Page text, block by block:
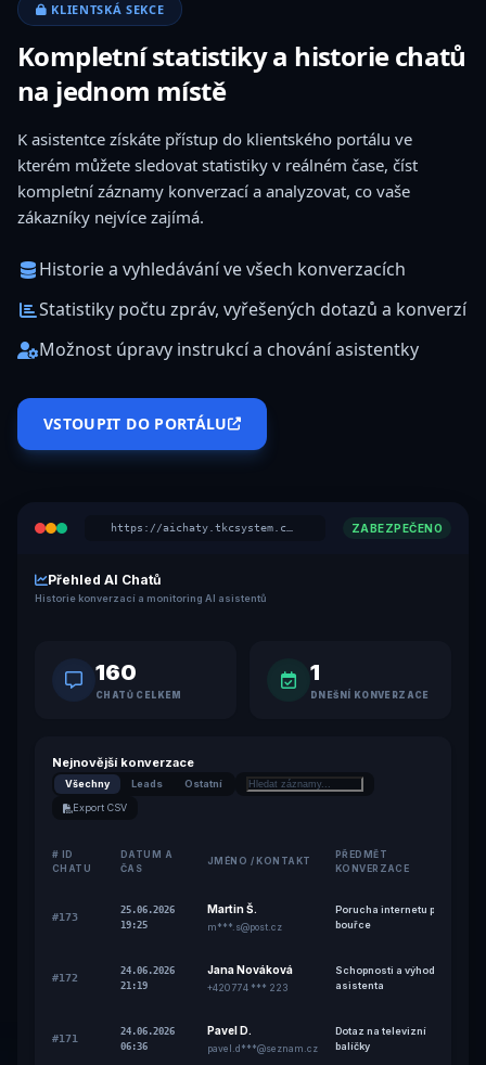
KLIENTSKÁ SEKCE
Kompletní statistiky a historie chatů
na jednom místě
K asistentce získáte přístup do klientského portálu ve
kterém můžete sledovat statistiky v reálném čase, číst
kompletní záznamy konverzací a analyzovat, co vaše
zákazníky nejvíce zajímá.
Historie a vyhledávání ve všech konverzacích
Statistiky počtu zpráv, vyřešených dotazů a konverzí
Možnost úpravy instrukcí a chování asistentky
VSTOUPIT DO PORTÁLU
ZABEZPEČENO
Přehled AI Chatů
Historie konverzací a monitoring AI asistentů
160
CHATŮ CELKEM
1
DNEŠNÍ KONVERZACE
Nejnovější konverzace
Všechny Leads
Ostatní
Export CSV
# ID
CHATU
DATUM A
ČAS
JMÉNO / KONTAKT
PŘEDMĚT
KONVERZACE
#173
25.06.2026
19:25
Martin Š.
m***.s@post.cz
Porucha internetu po
bouřce
#172
24.06.2026
21:19
Jana Nováková
+420 774 *** 223
Schopnosti a výhody AI
asistenta
#171
24.06.2026
06:36
Pavel D.
pavel.d***@seznam.cz
Dotaz na televizní
balíčky